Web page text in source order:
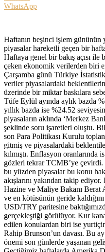
WhatsApp
Haftanın beşinci işlem gününün
piyasalar hareketli geçen bir
Haftaya genel bir bakış açısı ile
çeken ekonomik verilerden biri
Çarşamba günü Türkiye
veriler piyasalardaki
üzerinde bir miktar baskılara
Tüfe Eylül ayında aylık bazda
yıllık bazda ise %24.52
piyasaların aklında ‘Merkez
şeklinde soru işaretleri oluştu.
son Para Politikası Kurulu
gitmiş ve piyasalardaki
kılmıştı. Enflasyon oranlarında
gözleri tekrar TCMB’ye çevirdi.
bu yüzden piyasalar bu konu
akışlarını yakından takip
Hazine ve Maliye Bakanı Berat
ve en kötüsünün geride
USD/TRY paritesine
gerçekleştiği görülüyor. Kur
edilen konulardan biri ise
Rahip Brunson’un davası. Bu
önemi son günlerde yaşanan